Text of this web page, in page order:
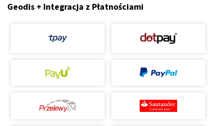
Geodis + Integracja z Płatnościami